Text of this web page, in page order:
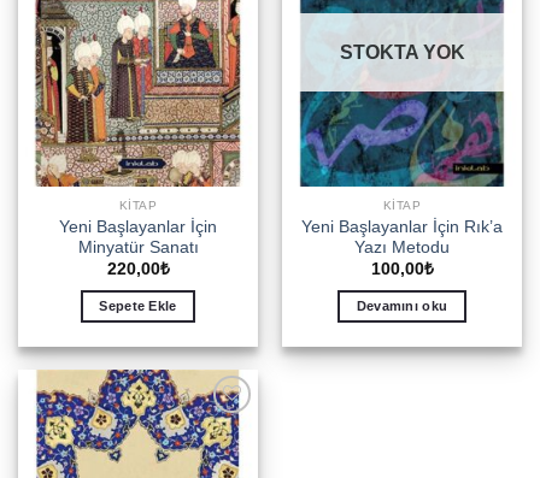
KITAP
Yeni Başlayanlar İçin
Minyatür Sanatı
220,00₺
Sepete Ekle
STOKTA YOK
KITAP
Yeni Başlayanlar İçin Rık’a
Yazı Metodu
100,00₺
Devamını oku
Add to
wishlist